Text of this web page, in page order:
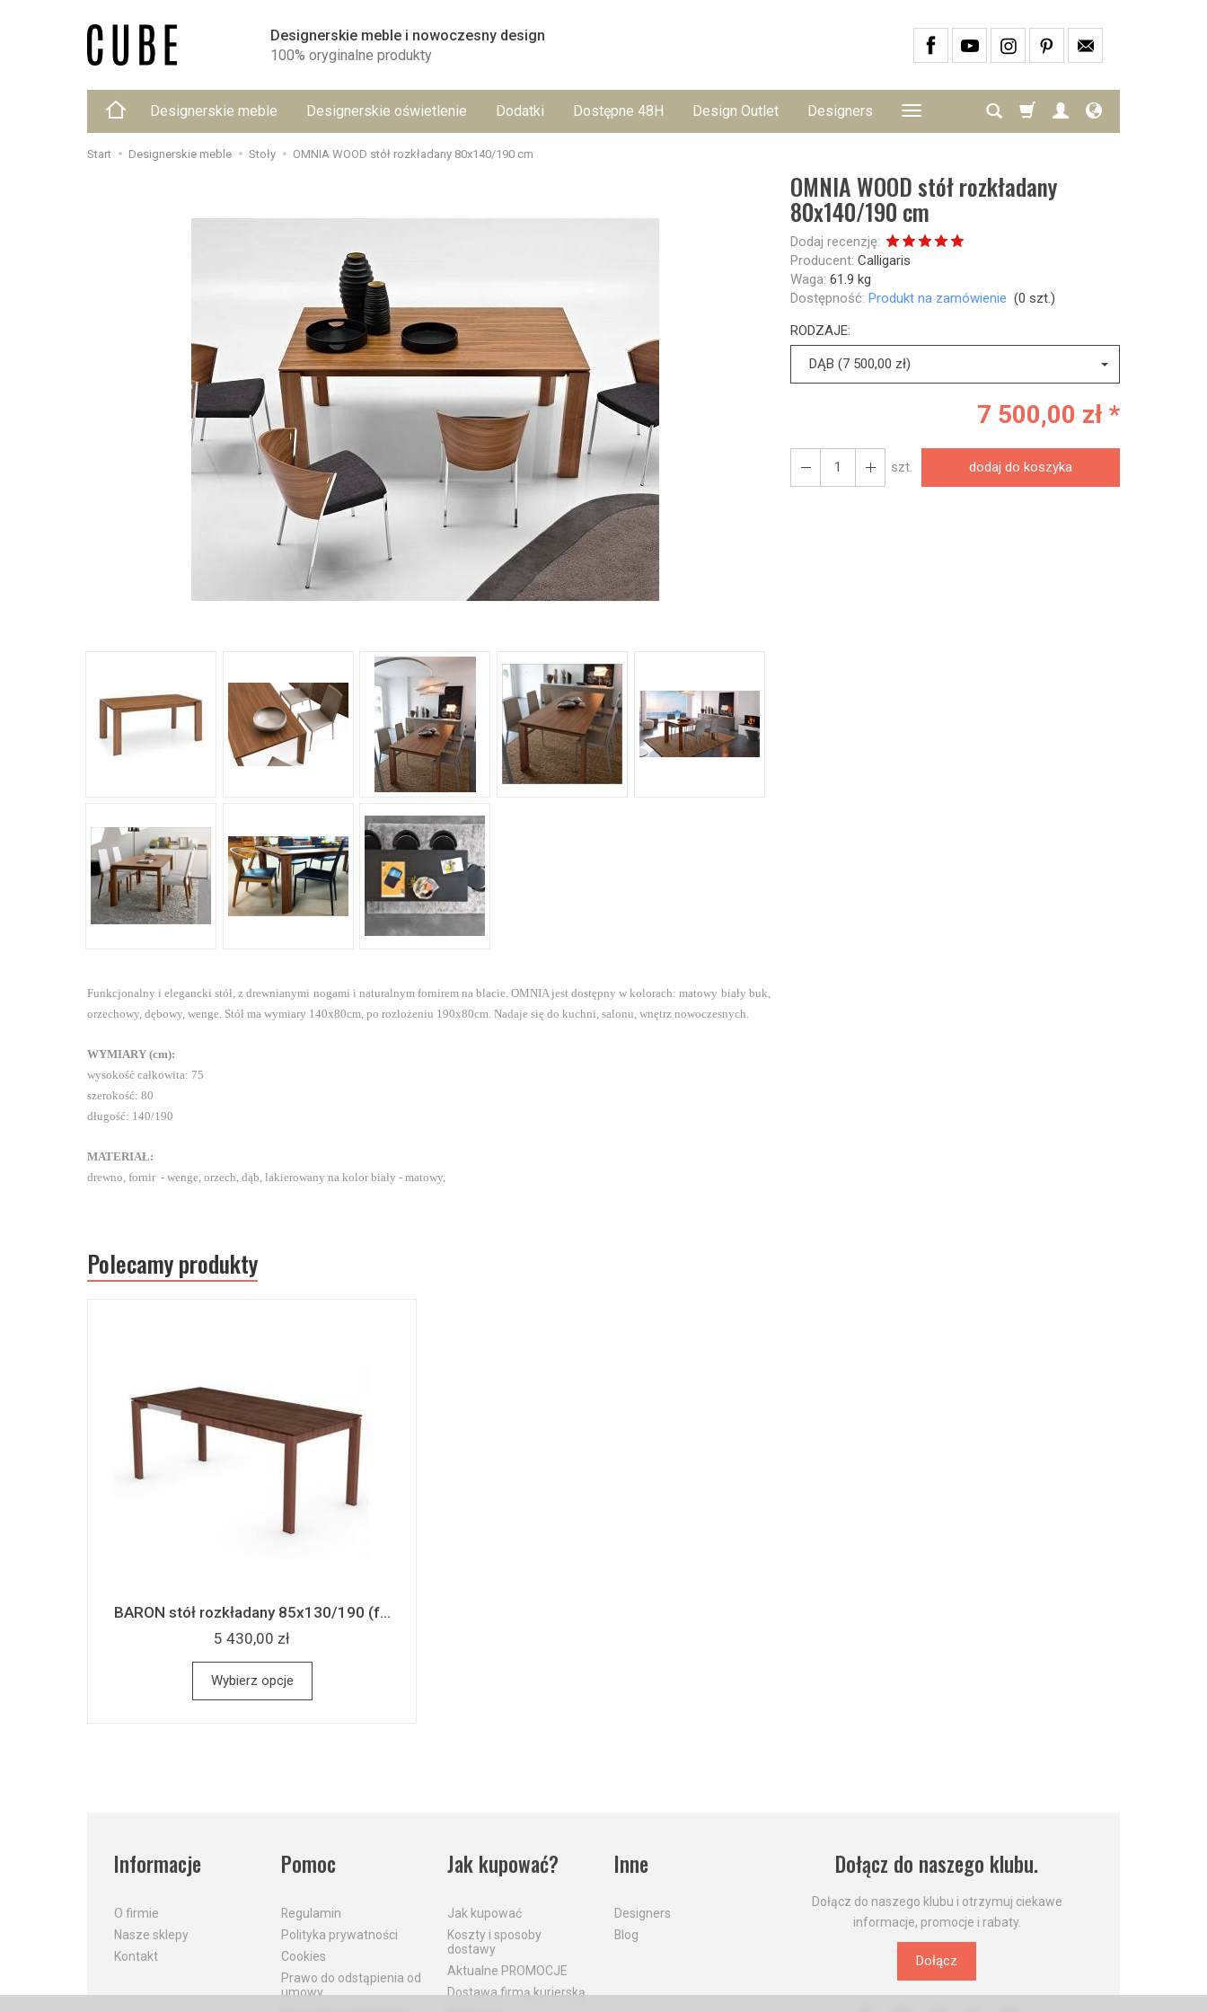
Designerskie meble i nowoczesny design
100% oryginalne produkty
Designerskie meble Designerskie oświetlenie Dodatki Dostępne 48H Design Outlet Designers
Start Designerskie meble Stoły OMNIA WOOD stół rozkładany 80x140/190 cm
OMNIA WOOD stół rozkładany
80x140/190 cm
Dodaj recenzję:
Producent: Calligaris
Waga: 61.9 kg
Dostępność: Produkt na zamówienie (0 szt.)
RODZAJE:
DĄB (7 500,00 zł)
7 500,00 zł *
szt. dodaj do koszyka
Funkcjonalny i elegancki stół, z drewnianymi nogami i naturalnym fornirem na blacie.OMNIA jest dostępny w kolorach: matowy biały buk,
orzechowy, dębowy, wenge. Stół ma wymiary 140x80cm, po rozłożeniu 190x80cm. Nadaje się do kuchni, salonu, wnętrz nowoczesnych.
WYMIARY (cm):
wysokość całkowita: 75
szerokość: 80
długość: 140/190
MATERIAŁ:
drewno, fornir - wenge, orzech, dąb, lakierowany na kolor biały - matowy,
Polecamy produkty
BARON stół rozkładany 85x130/190 (f...
5 430,00 zł
Wybierz opcje
Informacje
O firmie
Nasze sklepy
Kontakt
Pomoc
Regulamin
Polityka prywatności
Cookies
Prawo do odstąpienia od
umowy
Jak kupować?
Jak kupować
Koszty i sposoby
dostawy
Aktualne PROMOCJE
Dostawa firmą kurierską
Inne
Designers
Blog
Dołącz do naszego klubu.
Dołącz do naszego klubu i otrzymuj ciekawe
informacje, promocje i rabaty.
Dołącz